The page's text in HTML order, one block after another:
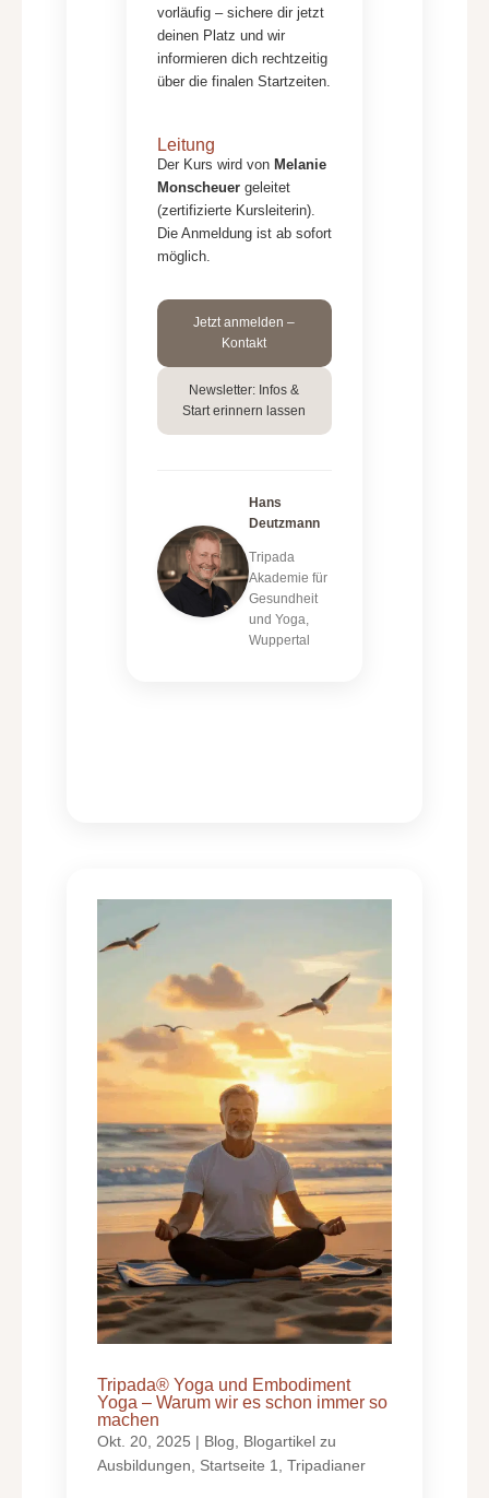
vorläufig – sichere dir jetzt
deinen Platz und wir
informieren dich rechtzeitig
über die finalen Startzeiten.
Leitung
Der Kurs wird von Melanie
Monscheuergeleitet
(zertifizierte Kursleiterin).
Die Anmeldung ist ab sofort
möglich.
Jetzt anmelden –
Kontakt
Newsletter: Infos &
Start erinnern lassen
Hans
Deutzmann
Tripada
Akademie für
Gesundheit
und Yoga,
Wuppertal
Tripada® Yoga und Embodiment
Yoga – Warum wir es schon immer so
machen
Okt. 20, 2025 | Blog, Blogartikel zu
Ausbildungen, Startseite 1, Tripadianer